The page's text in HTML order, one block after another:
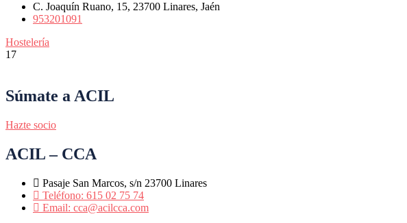
C. Joaquín Ruano, 15, 23700 Linares, Jaén
953201091
Hostelería
17
Súmate a ACIL
Hazte socio
ACIL – CCA
Pasaje San Marcos, s/n 23700 Linares
Teléfono: 615 02 75 74
Email: cca@acilcca.com